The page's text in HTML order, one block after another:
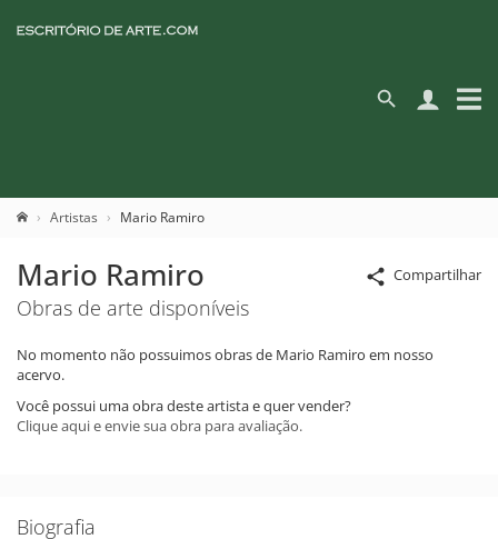
Artistas Mario Ramiro
Compartilhar
Mario Ramiro
Obras de arte disponíveis
No momento não possuimos obras de Mario Ramiro em nosso
acervo.
Você possui uma obra deste artista e quer vender?
Clique aqui e envie sua obra para avaliação.
Biografia